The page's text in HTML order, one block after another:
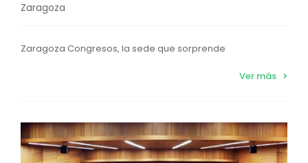
Zaragoza
Zaragoza Congresos, la sede que sorprende
Ver más